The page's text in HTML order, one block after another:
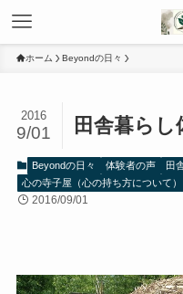
ホーム Beyondの日々
田舎暮らし
2016
9/01
Beyondの日々 体験者の声
田
心の寺子屋（心の持ち方について）
2016/09/01